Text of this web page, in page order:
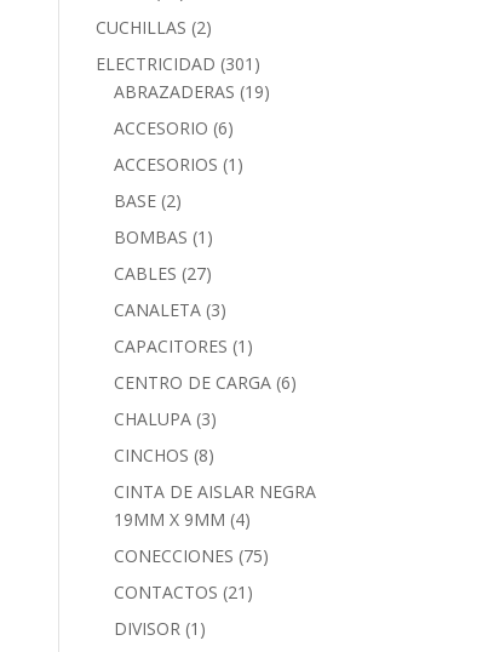
CUCHILLAS (2)
ELECTRICIDAD (301)
ABRAZADERAS (19)
ACCESORIO (6)
ACCESORIOS (1)
BASE (2)
BOMBAS (1)
CABLES (27)
CANALETA (3)
CAPACITORES (1)
CENTRO DE CARGA (6)
CHALUPA (3)
CINCHOS (8)
CINTA DE AISLAR NEGRA
19MM X 9MM (4)
CONECCIONES (75)
CONTACTOS (21)
DIVISOR (1)